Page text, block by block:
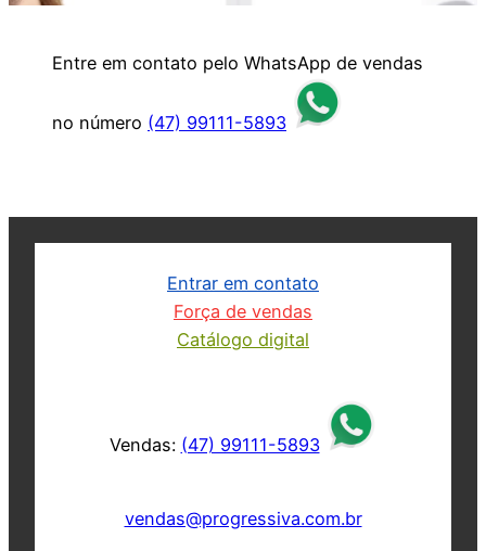
Entre em contato pelo WhatsApp de vendas
no número (47) 99111-5893
Entrar em contato
Força de vendas
Catálogo digital
Vendas: (47) 99111-5893
vendas@progressiva.com.br